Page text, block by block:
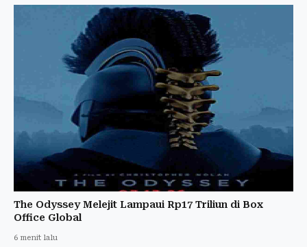
The Odyssey Melejit Lampaui Rp17 Triliun di Box
Office Global
6 menit lalu